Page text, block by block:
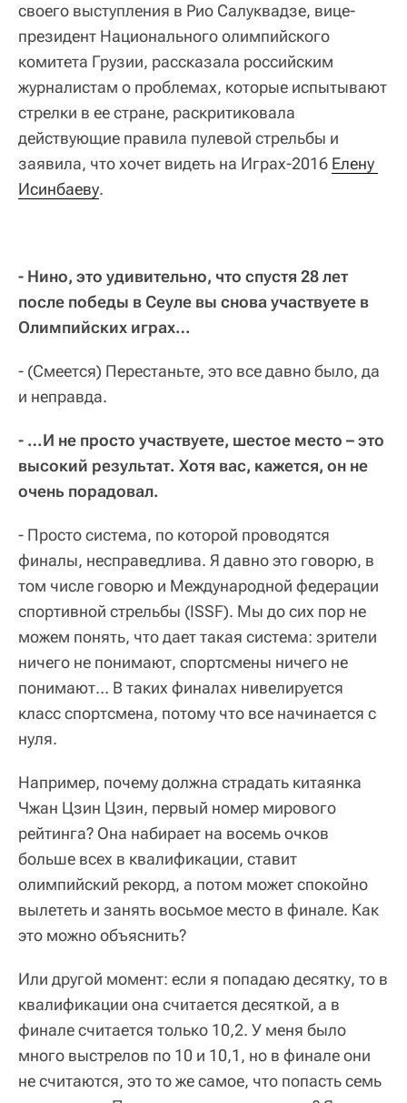
своего выступления в Рио Салуквадзе, вице-
президент Национального олимпийского
комитета Грузии, рассказала российским
журналистам о проблемах, которые испытывают
стрелки в ее стране, раскритиковала
действующие правила пулевой стрельбы и
заявила, что хочет видеть на Играх-2016 Елену
Исинбаеву.
- Нино, это удивительно, что спустя 28 лет
после победы в Сеуле вы снова участвуете в
Олимпийских играх…
- (Смеется) Перестаньте, это все давно было, да
и неправда.
- …И не просто участвуете, шестое место – это
высокий результат. Хотя вас, кажется, он не
очень порадовал.
- Просто система, по которой проводятся
финалы, несправедлива. Я давно это говорю, в
том числе говорю и Международной федерации
спортивной стрельбы (ISSF). Мы до сих пор не
можем понять, что дает такая система: зрители
ничего не понимают, спортсмены ничего не
понимают… В таких финалах нивелируется
класс спортсмена, потому что все начинается с
нуля.
Например, почему должна страдать китаянка
Чжан Цзин Цзин, первый номер мирового
рейтинга? Она набирает на восемь очков
больше всех в квалификации, ставит
олимпийский рекорд, а потом может спокойно
вылететь и занять восьмое место в финале. Как
это можно объяснить?
Или другой момент: если я попадаю десятку, то в
квалификации она считается десяткой, а в
финале считается только 10,2. У меня было
много выстрелов по 10 и 10,1, но в финале они
не считаются, это то же самое, что попасть семь